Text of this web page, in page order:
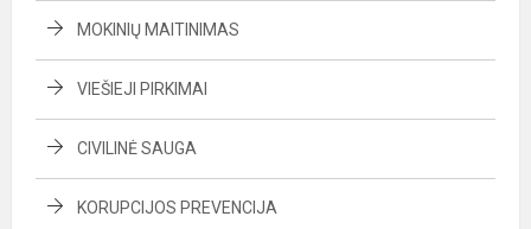
MOKINIŲ MAITINIMAS
VIEŠIEJI PIRKIMAI
CIVILINĖ SAUGA
KORUPCIJOS PREVENCIJA